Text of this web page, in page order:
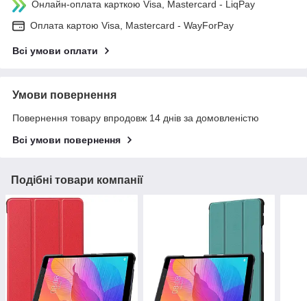
Онлайн-оплата карткою Visa, Mastercard - LiqPay
Оплата картою Visa, Mastercard - WayForPay
Всі умови оплати
Умови повернення
Повернення товару впродовж 14 днів за домовленістю
Всі умови повернення
Подібні товари компанії